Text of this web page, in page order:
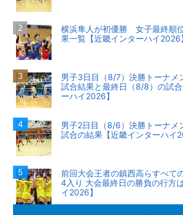
横浜隼人が初優勝 女子最終順
果一覧【近畿インターハイ2026
男子3日目（8/7）決勝トーナメ
試合結果と最終日（8/8）の試
ーハイ2026】
男子2日目（8/6）決勝トーナメ
試合の結果【近畿インターハイ
前回大会王者の鎮西高らすべて
4入り 大会最終日の勝負の行方
イ2026】